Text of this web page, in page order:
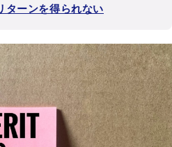
ターンを得られない